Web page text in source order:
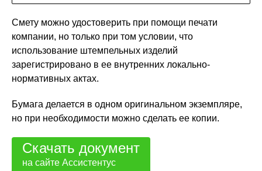
Смету можно удостоверить при помощи печати
компании, но только при том условии, что
использование штемпельных изделий
зарегистрировано в ее внутренних локально-
нормативных актах.
Бумага делается в одном оригинальном экземпляре,
но при необходимости можно сделать ее копии.
Скачать документ
на сайте Ассистентус